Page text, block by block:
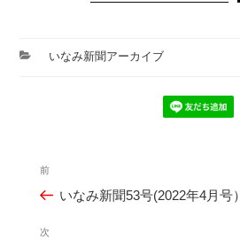
カ
いなみ新聞アーカイブ
ビ
過
去
前
いなみ新聞53号(2022年4月号）
次
次